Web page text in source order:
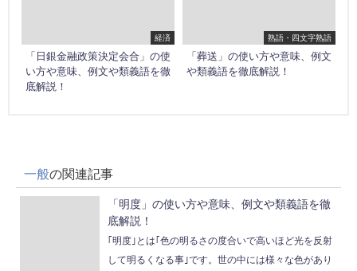
経済
「日銀金融政策決定会合」の使
い方や意味、例文や類義語を徹
底解説！
熟語・四文字熟語
「葬送」の使い方や意味、例文
や類義語を徹底解説！
一般の関連記事
「明度」の使い方や意味、例文や類義語を徹
底解説！
｢明度｣とは｢色の明るさの度合いで高いほど光を反射
して明るくなる事｣です。世の中には様々な色があり